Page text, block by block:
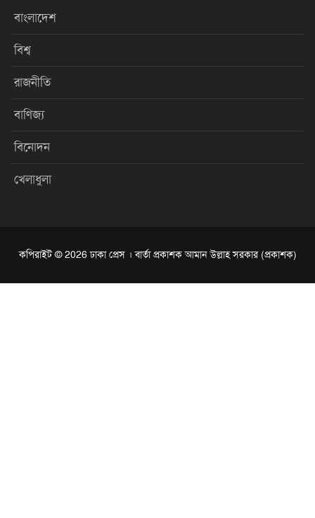
বাংলাদেশ
বিশ্ব
রাজনীতি
বাণিজ্য
বিনোদন
খেলাধুলা
কপিরাইট © 2026 ঢাকা প্রেস । বার্তা প্রকাশক আমান উল্লাহ সরকার (প্রকাশক)